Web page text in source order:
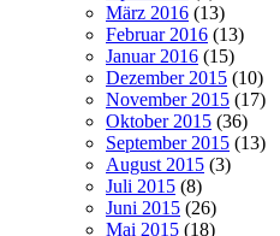
März 2016 (13)
Februar 2016 (13)
Januar 2016 (15)
Dezember 2015 (10)
November 2015 (17)
Oktober 2015 (36)
September 2015 (13)
August 2015 (3)
Juli 2015 (8)
Juni 2015 (26)
Mai 2015 (18)